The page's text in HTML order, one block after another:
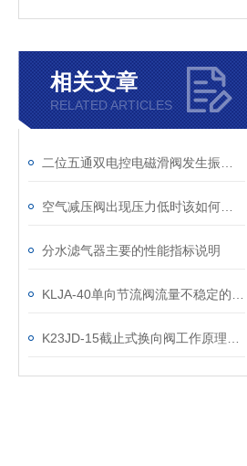
相关文章
RELATED ARTICLES
分水滤气器主要的性能指标说明